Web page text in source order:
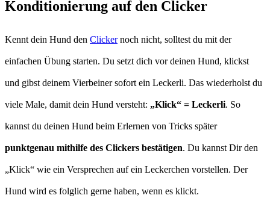
Konditionierung auf den Clicker
Kennt dein Hund den Clickernoch nicht, solltest du mit der
einfachen Übung starten. Du setzt dich vor deinen Hund, klickst
und gibst deinem Vierbeiner sofort ein Leckerli. Das wiederholst du
viele Male, damit dein Hund versteht: „Klick“ = Leckerli. So
kannst du deinen Hund beim Erlernen von Tricks später
punktgenau mithilfe des Clickers bestätigen. Du kannst Dir den
„Klick“ wie ein Versprechen auf ein Leckerchen vorstellen. Der
Hund wird es folglich gerne haben, wenn es klickt.